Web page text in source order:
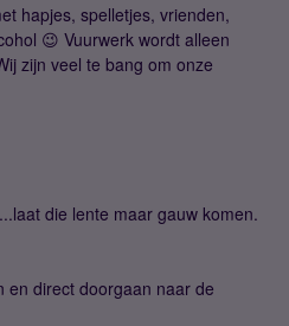
hapjes, spelletjes, vrienden,
😉 Vuurwerk wordt alleen
zijn veel te bang om onze
die lente maar gauw komen.
en direct doorgaan naar de